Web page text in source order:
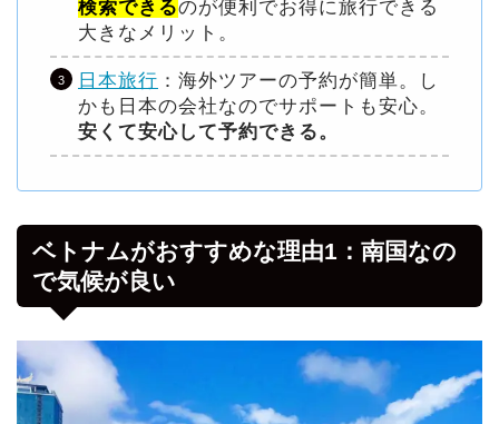
検索できるのが便利でお得に旅行できる
大きなメリット。
日本旅行 ：海外ツアーの予約が簡単。し
かも日本の会社なのでサポートも安心。
安くて安心して予約できる。
ベトナムがおすすめな理由1：南国なの
で気候が良い